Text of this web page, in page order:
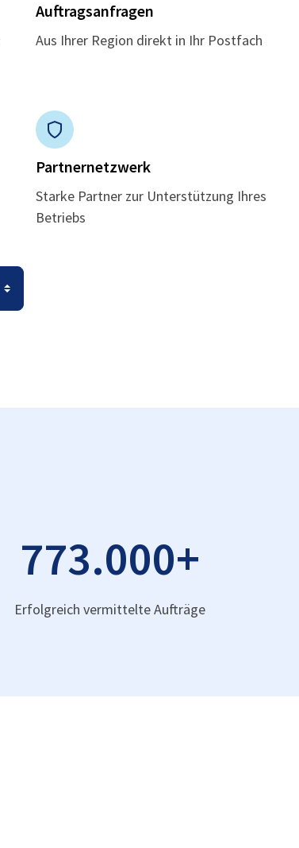
Auftragsanfragen
Aus Ihrer Region direkt in Ihr Postfach
Partnernetzwerk
Starke Partner zur Unterstützung Ihres
Betriebs
773.000+
Erfolgreich vermittelte Aufträge